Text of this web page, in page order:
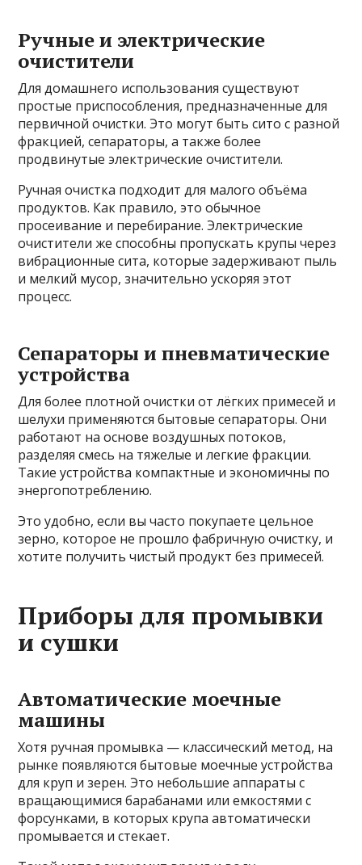
Ручные и электрические
очистители
Для домашнего использования существуют
простые приспособления, предназначенные для
первичной очистки. Это могут быть сито с разной
фракцией, сепараторы, а также более
продвинутые электрические очистители.
Ручная очистка подходит для малого объёма
продуктов. Как правило, это обычное
просеивание и перебирание. Электрические
очистители же способны пропускать крупы через
вибрационные сита, которые задерживают пыль
и мелкий мусор, значительно ускоряя этот
процесс.
Сепараторы и пневматические
устройства
Для более плотной очистки от лёгких примесей и
шелухи применяются бытовые сепараторы. Они
работают на основе воздушных потоков,
разделяя смесь на тяжелые и легкие фракции.
Такие устройства компактные и экономичны по
энергопотреблению.
Это удобно, если вы часто покупаете цельное
зерно, которое не прошло фабричную очистку, и
хотите получить чистый продукт без примесей.
Приборы для промывки
и сушки
Автоматические моечные
машины
Хотя ручная промывка — классический метод, на
рынке появляются бытовые моечные устройства
для круп и зерен. Это небольшие аппараты с
вращающимися барабанами или емкостями с
форсунками, в которых крупа автоматически
промывается и стекает.